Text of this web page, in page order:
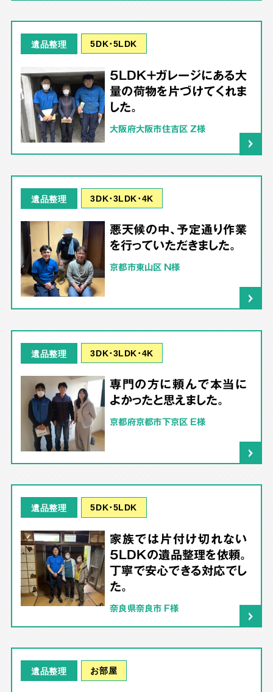
遺品整理 5DK･5LDK
5LDK＋ガレージにある大
量の荷物を片づけてくれま
した。
大阪府大阪市住吉区 Z様
遺品整理 3DK･3LDK･4K
悪天候の中、予定通り作業
を行っていただきました。
京都市東山区 N様
遺品整理 3DK･3LDK･4K
専門の方に頼んで本当に
よかったと思えました。
京都府京都市下京区 E様
遺品整理 5DK･5LDK
家族では片付け切れない
5LDKの遺品整理を依頼。
丁寧で安心できる対応でし
た。
奈良県奈良市 F様
遺品整理 お部屋